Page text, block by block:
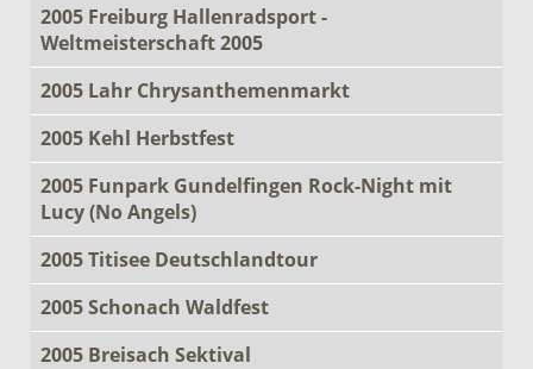
2005 Freiburg Hallenradsport -
Weltmeisterschaft 2005
2005 Lahr Chrysanthemenmarkt
2005 Kehl Herbstfest
2005 Funpark Gundelfingen Rock-Night mit
Lucy (No Angels)
2005 Titisee Deutschlandtour
2005 Schonach Waldfest
2005 Breisach Sektival